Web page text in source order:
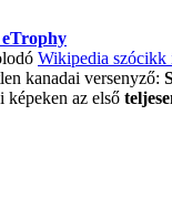
Wikipedia szócikk
kanadai versenyző:
képeken az első